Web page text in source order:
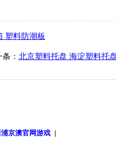
塑料防潮板
： 北京塑料托盘 海淀塑料托
京澳官网游戏